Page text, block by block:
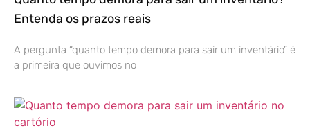
Entenda os prazos reais
A pergunta “quanto tempo demora para sair um inventário” é
a primeira que ouvimos no